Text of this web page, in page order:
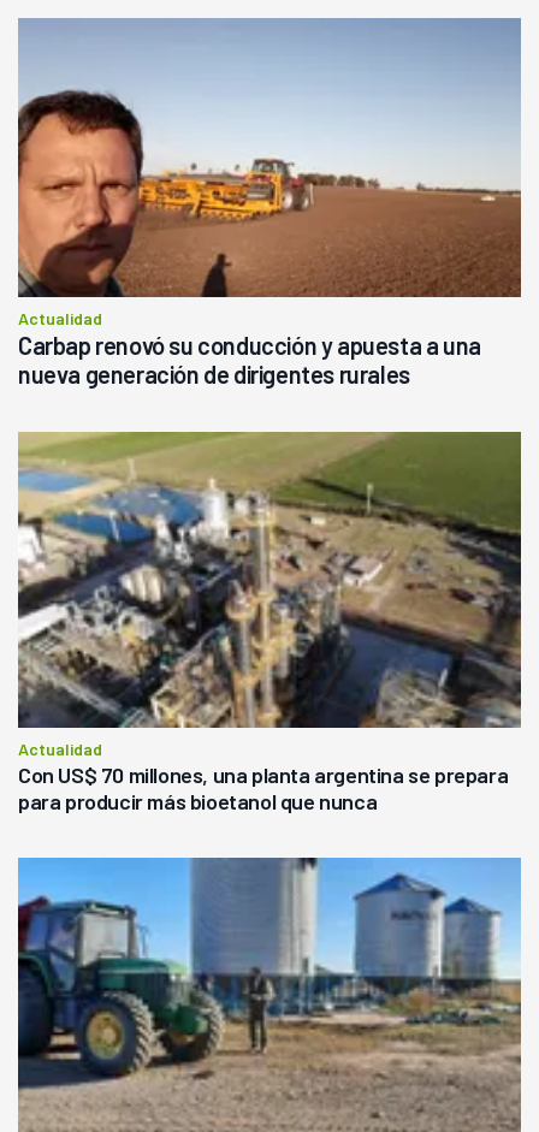
Actualidad
Carbap renovó su conducción y apuesta a una
nueva generación de dirigentes rurales
Actualidad
Con US$ 70 millones, una planta argentina se prepara
para producir más bioetanol que nunca